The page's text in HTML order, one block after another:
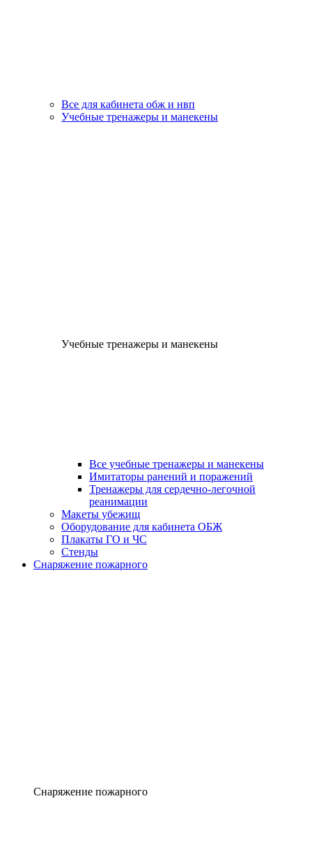
Все для кабинета обж и нвп
Учебные тренажеры и манекены
Учебные тренажеры и манекены
Все учебные тренажеры и манекены
Имитаторы ранений и поражений
Тренажеры для сердечно-легочной
реанимации
Макеты убежищ
Оборудование для кабинета ОБЖ
Плакаты ГО и ЧС
Стенды
Снаряжение пожарного
Снаряжение пожарного